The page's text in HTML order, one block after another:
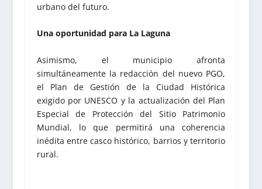
urbano del futuro.
Una oportunidad para La Laguna
Asimismo, el municipio afronta
simultáneamente la redacción del nuevo PGO,
el Plan de Gestión de la Ciudad Histórica
exigido por UNESCO y la actualización del Plan
Especial de Protección del Sitio Patrimonio
Mundial, lo que permitirá una coherencia
inédita entre casco histórico, barrios y territorio
rural.